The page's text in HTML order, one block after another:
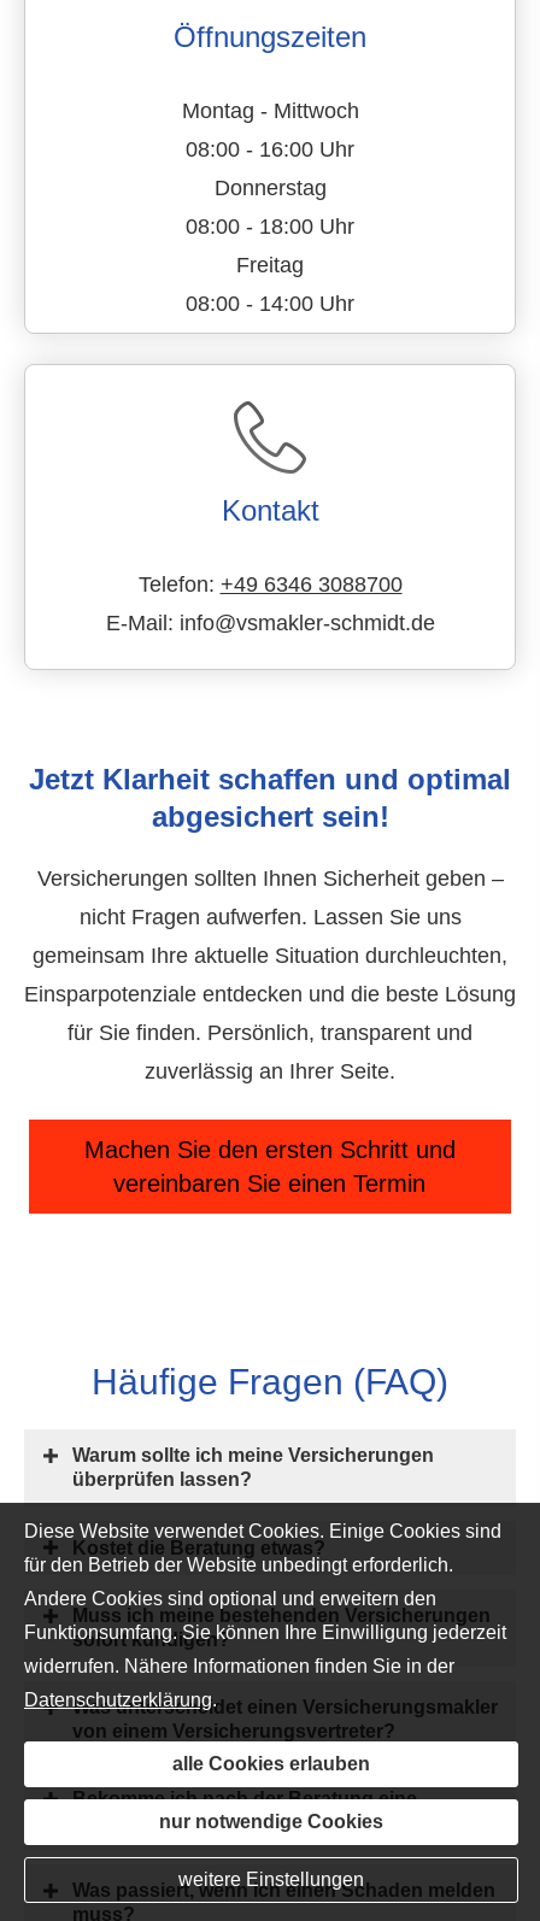
Öffnungszeiten
Montag - Mittwoch
08:00 - 16:00 Uhr
Donnerstag
08:00 - 18:00 Uhr
Freitag
08:00 - 14:00 Uhr
Kontakt
Telefon: +49 6346 3088700
E-Mail: info@vsmakler-schmidt.de
Jetzt Klarheit schaffen und optimal
abgesichert sein!
Versicherungen sollten Ihnen Sicherheit geben –
nicht Fragen aufwerfen. Lassen Sie uns
gemeinsam Ihre aktuelle Situation durchleuchten,
Einsparpotenziale entdecken und die beste Lösung
für Sie finden. Persönlich, transparent und
zuverlässig an Ihrer Seite.
Machen Sie den ersten Schritt und
vereinbaren Sie einen Termin
Häufige Fragen (FAQ)
Warum sollte ich meine Versicherungen
überprüfen lassen?
Kostet die Beratung etwas?
Muss ich meine bestehenden Versicherungen
sofort kündigen?
Was unterscheidet einen Ver­sicherungs­makler
von einem Versicherungsvertreter?
Bekomme ich nach der Beratung eine
konkrete Empfehlung?
Was passiert, wenn ich einen Schaden melden
muss?
Diese Website verwendet Cookies. Einige Cookies sind
für den Betrieb der Website unbedingt erforderlich.
Andere Cookies sind optional und erweitern den
Funktionsumfang. Sie können Ihre Einwilligung jederzeit
widerrufen. Nähere Informationen finden Sie in der
Datenschutzerklärung.
alle Cookies erlauben
nur notwendige Cookies
weitere Einstellungen